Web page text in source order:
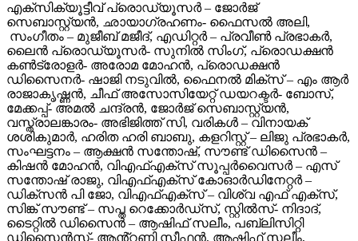
എക്സിക്യൂട്ടീവ് പ്രൊഡ്യൂസർ – ജോർജ്
സെബാസ്റ്റ്യൻ, ഛായാഗ്രഹണം- ഫൈസൽ അലി,
സംഗീതം – മുജീബ് മജീദ്, എഡിറ്റർ – പ്രവീൺ പ്രഭാകർ,
ലൈൻ പ്രൊഡ്യൂസർ- സുനിൽ സിംഗ്, പ്രൊഡക്ഷൻ
കൺട്രോളർ- അരോമ മോഹൻ, പ്രൊഡക്ഷൻ
ഡിസൈനർ- ഷാജി നടുവിൽ, ഫൈനൽ മിക്സ് – എം ആർ
രാജാകൃഷ്ണൻ, ചീഫ് അസോസിയേറ്റ് ഡയറക്ടർ- ബോസ്,
മേക്കപ്പ്- അമൽ ചന്ദ്രൻ, ജോർജ് സെബാസ്റ്റ്യൻ,
വസ്ത്രാലങ്കാരം- അഭിജിത്ത് സി, വരികൾ – വിനായക്
ശശികുമാർ, ഹരിത ഹരി ബാബു, കളറിസ്റ്റ് – ലിജു പ്രഭാകർ,
സംഘട്ടനം – ആക്ഷൻ സന്തോഷ്, സൗണ്ട് ഡിസൈൻ –
കിഷൻ മോഹൻ, വിഎഫ്എക്സ് സൂപ്പർവൈസർ – എസ്
സന്തോഷ് രാജു, വിഎഫ്എക്സ് കോഓർഡിനേറ്റർ –
ഡിക്സൻ പി ജോ, വിഎഫ്എക്സ് – വിശ്വ എഫ് എക്സ്,
സിങ്ക് സൗണ്ട് – സപ്ത റെക്കോർഡ്സ്, സ്റ്റിൽസ്- നിദാദ്,
ടൈറ്റിൽ ഡിസൈൻ – ആഷിഫ് സലീം, പബ്ലിസിറ്റി
ഡിസൈൻസ്- ആൻ്റണി സ്റ്റീഫൻ, ആഷിഫ് സലീം,